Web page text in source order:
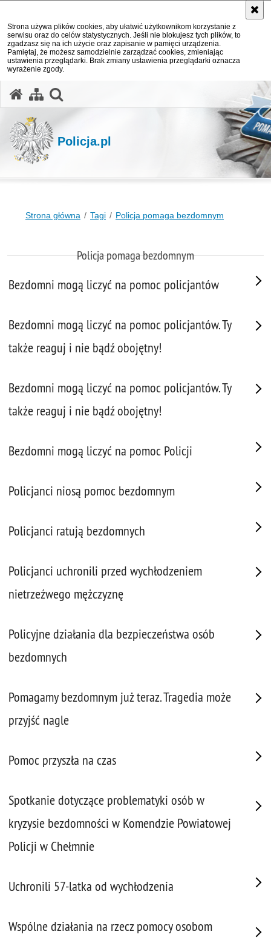
Strona używa plików cookies, aby ułatwić użytkownikom korzystanie z
serwisu oraz do celów statystycznych. Jeśli nie blokujesz tych plików, to
zgadzasz się na ich użycie oraz zapisanie w pamięci urządzenia.
Pamiętaj, że możesz samodzielnie zarządzać cookies, zmieniając
ustawienia przeglądarki. Brak zmiany ustawienia przeglądarki oznacza
wyrażenie zgody.
Policja.pl
Strona główna Tagi Policja pomaga bezdomnym
Policja pomaga bezdomnym
Bezdomni mogą liczyć na pomoc policjantów
Bezdomni mogą liczyć na pomoc policjantów. Ty
także reaguj i nie bądź obojętny!
Bezdomni mogą liczyć na pomoc policjantów. Ty
także reaguj i nie bądź obojętny!
Bezdomni mogą liczyć na pomoc Policji
Policjanci niosą pomoc bezdomnym
Policjanci ratują bezdomnych
Policjanci uchronili przed wychłodzeniem
nietrzeźwego mężczyznę
Policyjne działania dla bezpieczeństwa osób
bezdomnych
Pomagamy bezdomnym już teraz. Tragedia może
przyjść nagle
Pomoc przyszła na czas
Spotkanie dotyczące problematyki osób w
kryzysie bezdomności w Komendzie Powiatowej
Policji w Chełmnie
Uchronili 57-latka od wychłodzenia
Wspólne działania na rzecz pomocy osobom